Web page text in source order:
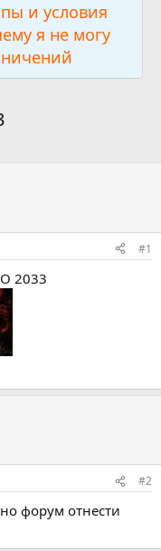
и условия
я не могу
#1
2033
#2
форум отнести